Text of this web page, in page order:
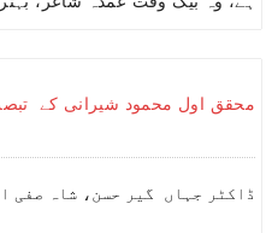
محقق اول محمود شیرانی کے
ڈاکٹر جہاں گیر حسن، شاہ صفی